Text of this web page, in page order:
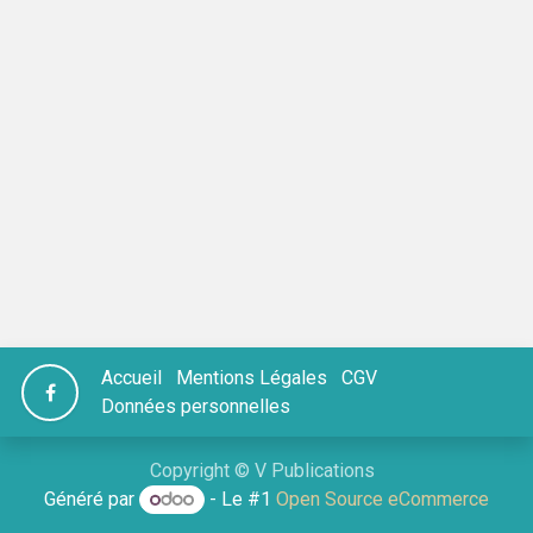
Accueil Mentions Légales
CGV
Données personnelles
Copyright © V Publications
Généré par
- Le #1 Open Source eCommerce